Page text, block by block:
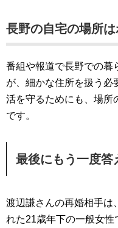
長野の自宅の場所は
番組や報道で長野での暮
が、細かな住所を扱う必
活を守るためにも、場所
です。
最後にもう一度答
渡辺謙さんの再婚相手は
れた21歳年下の一般女性